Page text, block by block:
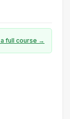
full course →